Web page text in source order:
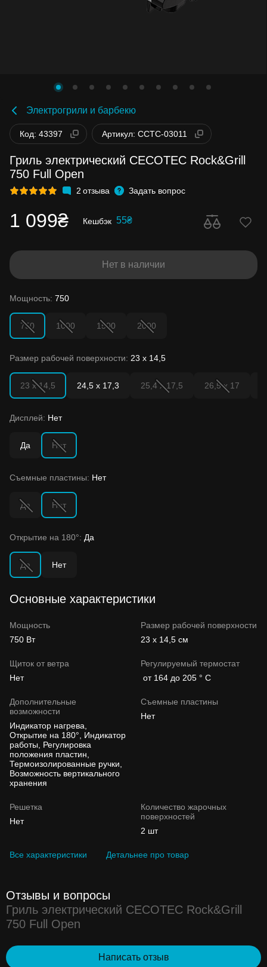
Электрогрили и барбекю
Код: 43397 Артикул: CCTC-03011
Гриль электрический CECOTEC Rock&Grill
750 Full Open
2 отзыва Задать вопрос
1 099₴ Кешбэк 55₴
Нет в наличии
Мощность: 750
750 1000 1500 2000
Размер рабочей поверхности: 23 x 14,5
23 x 14,5 24,5 х 17,3 25,4 х 17,5 26,5 х 17
Дисплей: Нет
Да Нет
Съемные пластины: Нет
Да Нет
Открытие на 180°: Да
Да Нет
Основные характеристики
Мощность
750 Вт
Размер рабочей поверхности
23 x 14,5 см
Щиток от ветра
Нет
Регулируемый термостат
от 164 до 205 ° C
Дополнительные
возможности
Индикатор нагрева,
Открытие на 180°, Индикатор
работы, Регулировка
положения пластин,
Термоизолированные ручки,
Возможность вертикального
хранения
Съемные пластины
Нет
Решетка
Нет
Количество жарочных
поверхностей
2 шт
Все характеристики Детальнее про товар
Отзывы и вопросы
Гриль электрический CECOTEC Rock&Grill
750 Full Open
Написать отзыв